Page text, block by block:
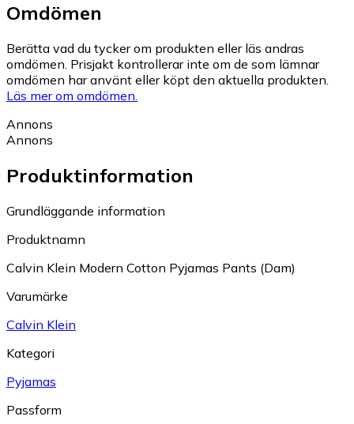
Omdömen
Berätta vad du tycker om produkten eller läs andras
omdömen. Prisjakt kontrollerar inte om de som lämnar
omdömen har använt eller köpt den aktuella produkten.
Läs mer om omdömen.
Annons
Annons
Produktinformation
Grundläggande information
Produktnamn
Calvin Klein Modern Cotton Pyjamas Pants (Dam)
Varumärke
Calvin Klein
Kategori
Pyjamas
Passform